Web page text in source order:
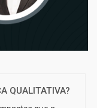
QUALITATIVA?